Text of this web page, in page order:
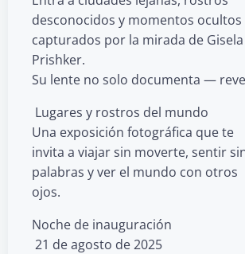
desconocidos y momentos ocultos
capturados por la mirada de Gisela
Prishker.
Su lente no solo documenta —
️ Lugares y rostros del mundo
Una exposición fotográfica que te
invita a viajar sin moverte, sentir
palabras y ver el mundo con otros
ojos.
Noche de inauguración
️ 21 de agosto de 2025